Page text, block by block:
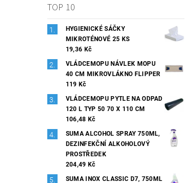
TOP 10
HYGIENICKÉ SÁČKY
MIKROTÉNOVÉ 25 KS
19,36 Kč
VLÁDCEMOPU NÁVLEK MOPU
40 CM MIKROVLÁKNO FLIPPER
119 Kč
VLÁDCEMOPU PYTLE NA ODPAD
120 L TYP 50 70 X 110 CM
106,48 Kč
SUMA ALCOHOL SPRAY 750ML,
DEZINFEKČNÍ ALKOHOLOVÝ
PROSTŘEDEK
204,49 Kč
SUMA INOX CLASSIC D7, 750ML